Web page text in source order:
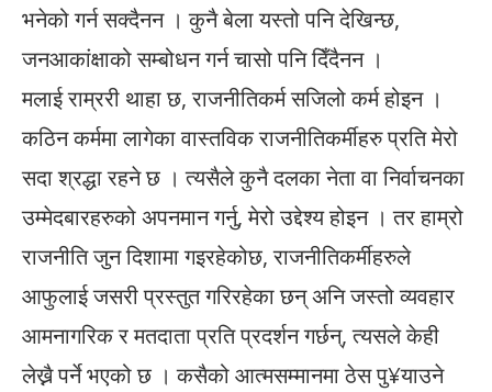
भनेको गर्न सक्दैनन । कुनै बेला यस्तो पनि देखिन्छ,
जनआकांक्षाको सम्बोधन गर्न चासो पनि दिँदैनन ।
मलाई राम्ररी थाहा छ, राजनीतिकर्म सजिलो कर्म होइन ।
कठिन कर्ममा लागेका वास्तविक राजनीतिकर्मीहरु प्रति मेरो
सदा श्रद्धा रहने छ । त्यसैले कुनै दलका नेता वा निर्वाचनका
उम्मेदबारहरुको अपनमान गर्नु, मेरो उद्देश्य होइन । तर हाम्रो
राजनीति जुन दिशामा गइरहेकोछ, राजनीतिकर्मीहरुले
आफुलाई जसरी प्रस्तुत गरिरहेका छन् अनि जस्तो व्यवहार
आमनागरिक र मतदाता प्रति प्रदर्शन गर्छन्, त्यसले केही
लेख्नै पर्ने भएको छ । कसैको आत्मसम्मानमा ठेस पु¥याउने